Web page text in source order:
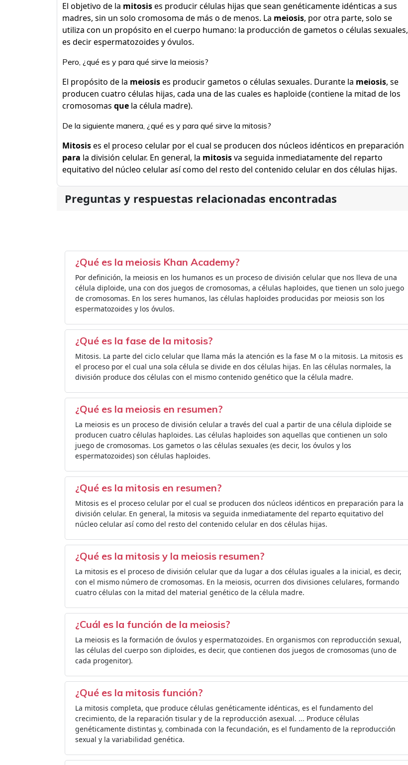
El objetivo de la mitosises producir células hijas que sean genéticamente idénticas a sus
madres, sin un solo cromosoma de más o de menos. La meiosis, por otra parte, solo se
utiliza con un propósito en el cuerpo humano: la producción de gametos o células sexuales,
es decir espermatozoides y óvulos.
Pero, ¿qué es y para qué sirve la meiosis?
El propósito de la meiosises producir gametos o células sexuales. Durante la meiosis, se
producen cuatro células hijas, cada una de las cuales es haploide (contiene la mitad de los
cromosomas que la célula madre).
De la siguiente manera, ¿qué es y para qué sirve la mitosis?
Mitosises el proceso celular por el cual se producen dos núcleos idénticos en preparación
para la división celular. En general, la mitosisva seguida inmediatamente del reparto
equitativo del núcleo celular así como del resto del contenido celular en dos células hijas.
Preguntas y respuestas relacionadas encontradas
¿Qué es la meiosis Khan Academy?
Por definición, la meiosis en los humanos es un proceso de división celular que nos lleva de una
célula diploide, una con dos juegos de cromosomas, a células haploides, que tienen un solo juego
de cromosomas. En los seres humanos, las células haploides producidas por meiosis son los
espermatozoides y los óvulos.
¿Qué es la fase de la mitosis?
Mitosis. La parte del ciclo celular que llama más la atención es la fase M o la mitosis. La mitosis es
el proceso por el cual una sola célula se divide en dos células hijas. En las células normales, la
división produce dos células con el mismo contenido genético que la célula madre.
¿Qué es la meiosis en resumen?
La meiosis es un proceso de división celular a través del cual a partir de una célula diploide se
producen cuatro células haploides. Las células haploides son aquellas que contienen un solo
juego de cromosomas. Los gametos o las células sexuales (es decir, los óvulos y los
espermatozoides) son células haploides.
¿Qué es la mitosis en resumen?
Mitosis es el proceso celular por el cual se producen dos núcleos idénticos en preparación para la
división celular. En general, la mitosis va seguida inmediatamente del reparto equitativo del
núcleo celular así como del resto del contenido celular en dos células hijas.
¿Qué es la mitosis y la meiosis resumen?
La mitosis es el proceso de división celular que da lugar a dos células iguales a la inicial, es decir,
con el mismo número de cromosomas. En la meiosis, ocurren dos divisiones celulares, formando
cuatro células con la mitad del material genético de la célula madre.
¿Cuál es la función de la meiosis?
La meiosis es la formación de óvulos y espermatozoides. En organismos con reproducción sexual,
las células del cuerpo son diploides, es decir, que contienen dos juegos de cromosomas (uno de
cada progenitor).
¿Qué es la mitosis función?
La mitosis completa, que produce células genéticamente idénticas, es el fundamento del
crecimiento, de la reparación tisular y de la reproducción asexual. ... Produce células
genéticamente distintas y, combinada con la fecundación, es el fundamento de la reproducción
sexual y la variabilidad genética.